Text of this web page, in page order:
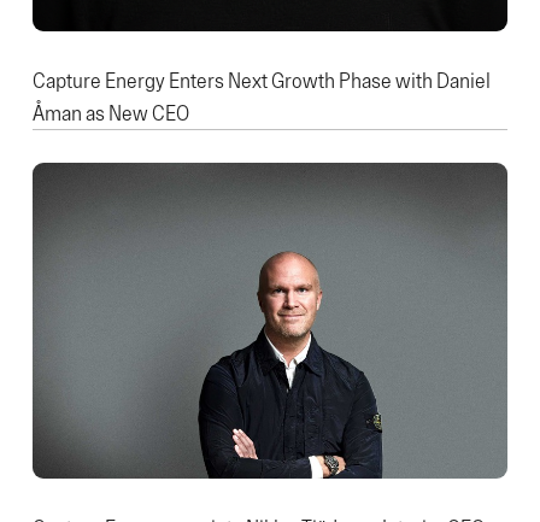
Capture Energy Enters Next Growth Phase with Daniel
Åman as New CEO